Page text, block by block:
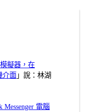
擬器，在
介面 」說：林湖
Messenger 電腦